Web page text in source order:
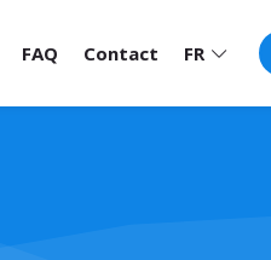
FAQ Contact FR